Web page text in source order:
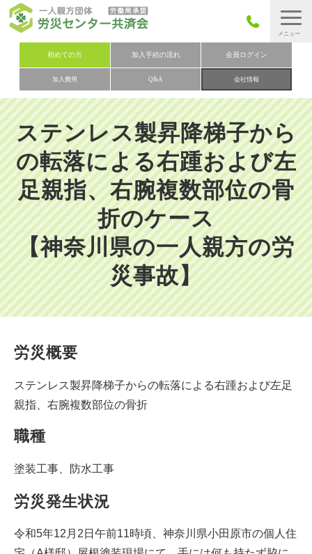
初めての方 加入手続の流れ 会員ログイン
加入費用 Q&A 会社情報
労災保険とは
労災保険の取りまとめ
労災保険加入手続きの流れ
加入費用
加入申込み
会社概要
お問い合わせ
会員メニュー
ステンレス製昇降梯子から
の転落による右踵および左
足親指、右腕複数部位の骨
折のケース
【神奈川県の一人親方の労
災事故】
労災概要
ステンレス製昇降梯子からの転落による右踵および左足
親指、右腕複数部位の骨折
職種
塗装工事、防水工事
労災発生状況
令和5年12月2日午前11時頃、神奈川県小田原市の個人住